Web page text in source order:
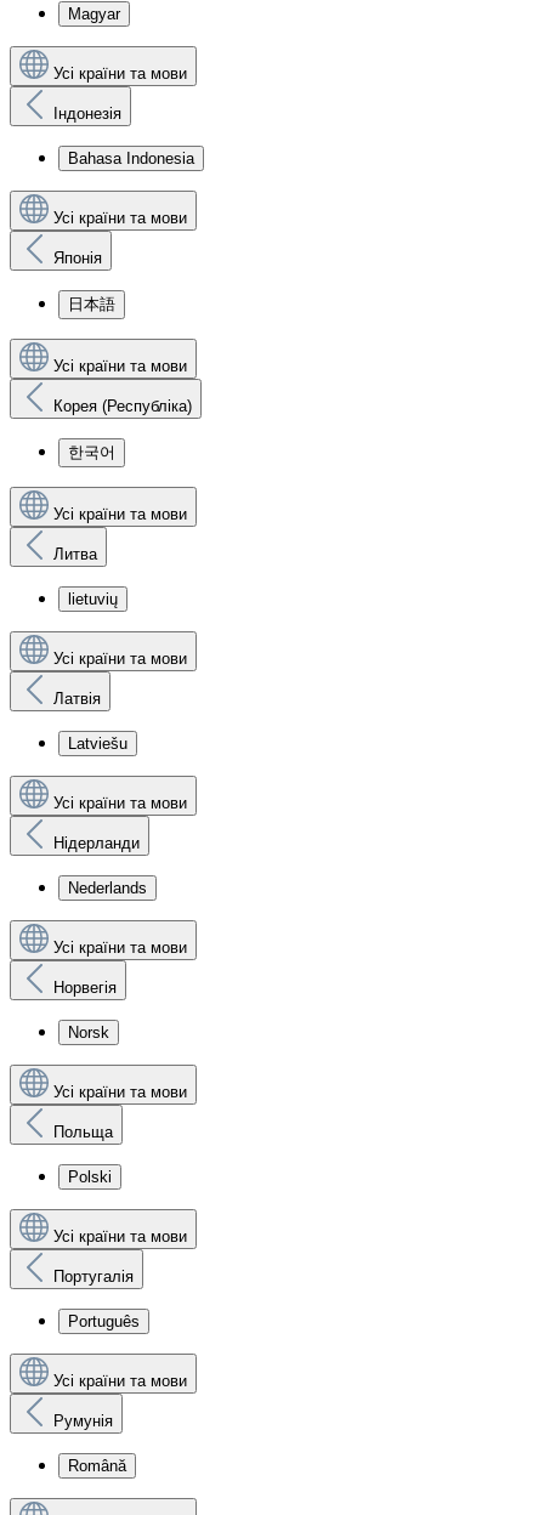
Magyar
Усі країни та мови
Індонезія
Bahasa Indonesia
Усі країни та мови
Японія
日本語
Усі країни та мови
Корея (Республіка)
한국어
Усі країни та мови
Литва
lietuvių
Усі країни та мови
Латвія
Latviešu
Усі країни та мови
Нідерланди
Nederlands
Усі країни та мови
Норвегія
Norsk
Усі країни та мови
Польща
Polski
Усі країни та мови
Португалія
Português
Усі країни та мови
Румунія
Română